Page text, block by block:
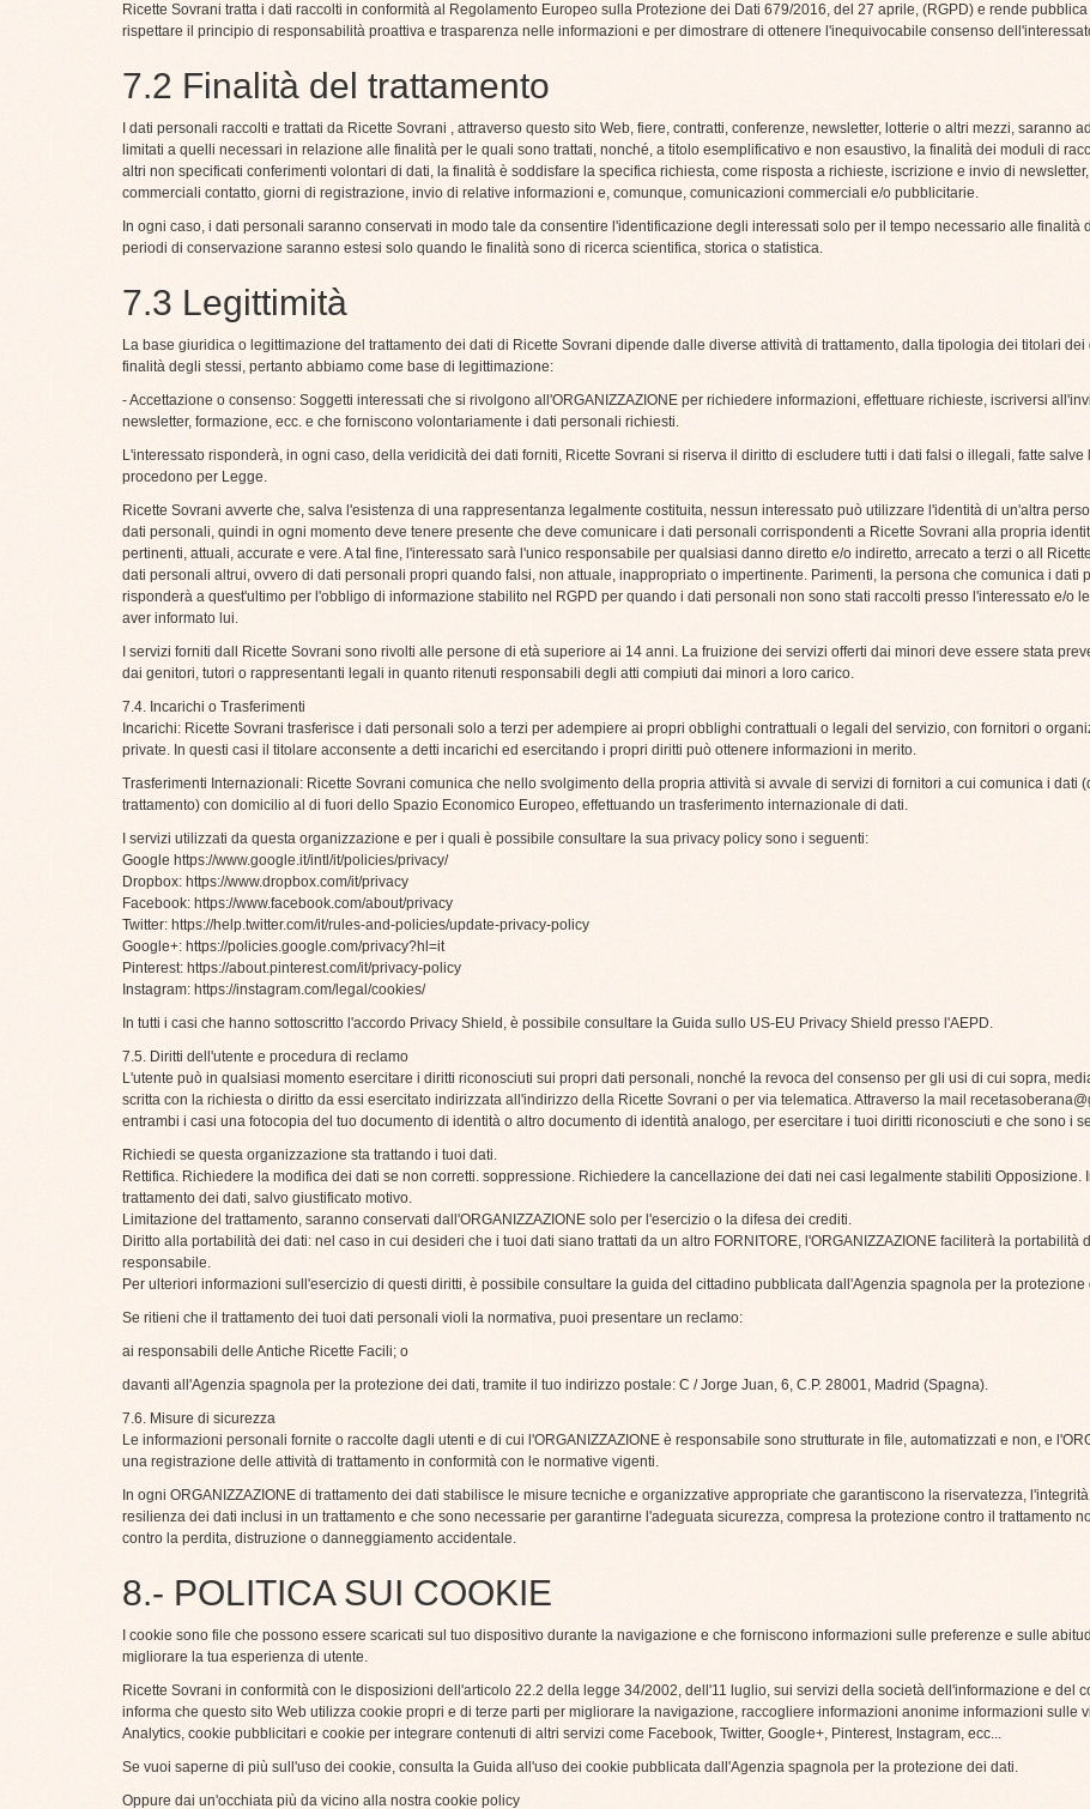
Ricette Sovrani tratta i dati raccolti in conformità al Regolamento Europeo sulla Protezione dei Dati 679/2016, del 27 aprile, (RGPD) e rende
rispettare il principio di responsabilità proattiva e trasparenza nelle informazioni e per dimostrare di ottenere l'inequivocabile consenso
7.2 Finalità del trattamento
I dati personali raccolti e trattati da Ricette Sovrani , attraverso questo sito Web, fiere, contratti, conferenze, newsletter, lotterie o altri mezzi, saranno
limitati a quelli necessari in relazione alle finalità per le quali sono trattati, nonché, a titolo esemplificativo e non esaustivo, la finalità dei moduli di
altri non specificati conferimenti volontari di dati, la finalità è soddisfare la specifica richiesta, come risposta a richieste, iscrizione e invio di
commerciali contatto, giorni di registrazione, invio di relative informazioni e, comunque, comunicazioni commerciali e/o pubblicitarie.
In ogni caso, i dati personali saranno conservati in modo tale da consentire l'identificazione degli interessati solo per il tempo necessario alle finalità
periodi di conservazione saranno estesi solo quando le finalità sono di ricerca scientifica, storica o statistica.
7.3 Legittimità
La base giuridica o legittimazione del trattamento dei dati di Ricette Sovrani dipende dalle diverse attività di trattamento, dalla tipologia dei titolari
finalità degli stessi, pertanto abbiamo come base di legittimazione:
- Accettazione o consenso: Soggetti interessati che si rivolgono all'ORGANIZZAZIONE per richiedere informazioni, effettuare richieste, iscriversi
newsletter, formazione, ecc. e che forniscono volontariamente i dati personali richiesti.
L'interessato risponderà, in ogni caso, della veridicità dei dati forniti, Ricette Sovrani si riserva il diritto di escludere tutti i dati falsi o illegali, fatte salve
procedono per Legge.
Ricette Sovrani avverte che, salva l'esistenza di una rappresentanza legalmente costituita, nessun interessato può utilizzare l'identità di un'altra
dati personali, quindi in ogni momento deve tenere presente che deve comunicare i dati personali corrispondenti a Ricette Sovrani alla propria
pertinenti, attuali, accurate e vere. A tal fine, l'interessato sarà l'unico responsabile per qualsiasi danno diretto e/o indiretto, arrecato a terzi o all
dati personali altrui, ovvero di dati personali propri quando falsi, non attuale, inappropriato o impertinente. Parimenti, la persona che comunica i dati
risponderà a quest'ultimo per l'obbligo di informazione stabilito nel RGPD per quando i dati personali non sono stati raccolti presso l'interessato e/o
aver informato lui.
I servizi forniti dall Ricette Sovrani sono rivolti alle persone di età superiore ai 14 anni. La fruizione dei servizi offerti dai minori deve essere stata
dai genitori, tutori o rappresentanti legali in quanto ritenuti responsabili degli atti compiuti dai minori a loro carico.
7.4. Incarichi o Trasferimenti
Incarichi: Ricette Sovrani trasferisce i dati personali solo a terzi per adempiere ai propri obblighi contrattuali o legali del servizio, con fornitori o
private. In questi casi il titolare acconsente a detti incarichi ed esercitando i propri diritti può ottenere informazioni in merito.
Trasferimenti Internazionali: Ricette Sovrani comunica che nello svolgimento della propria attività si avvale di servizi di fornitori a cui comunica i dati
trattamento) con domicilio al di fuori dello Spazio Economico Europeo, effettuando un trasferimento internazionale di dati.
I servizi utilizzati da questa organizzazione e per i quali è possibile consultare la sua privacy policy sono i seguenti:
Google https://www.google.it/intl/it/policies/privacy/
Dropbox: https://www.dropbox.com/it/privacy
Facebook: https://www.facebook.com/about/privacy
Twitter: https://help.twitter.com/it/rules-and-policies/update-privacy-policy
Google+: https://policies.google.com/privacy?hl=it
Pinterest: https://about.pinterest.com/it/privacy-policy
Instagram: https://instagram.com/legal/cookies/
In tutti i casi che hanno sottoscritto l'accordo Privacy Shield, è possibile consultare la Guida sullo US-EU Privacy Shield presso l'AEPD.
7.5. Diritti dell'utente e procedura di reclamo
L'utente può in qualsiasi momento esercitare i diritti riconosciuti sui propri dati personali, nonché la revoca del consenso per gli usi di cui sopra,
scritta con la richiesta o diritto da essi esercitato indirizzata all'indirizzo della Ricette Sovrani o per via telematica. Attraverso la mail
entrambi i casi una fotocopia del tuo documento di identità o altro documento di identità analogo, per esercitare i tuoi diritti riconosciuti e che sono i
Richiedi se questa organizzazione sta trattando i tuoi dati.
Rettifica. Richiedere la modifica dei dati se non corretti. soppressione. Richiedere la cancellazione dei dati nei casi legalmente stabiliti Opposizione.
trattamento dei dati, salvo giustificato motivo.
Limitazione del trattamento, saranno conservati dall'ORGANIZZAZIONE solo per l'esercizio o la difesa dei crediti.
Diritto alla portabilità dei dati: nel caso in cui desideri che i tuoi dati siano trattati da un altro FORNITORE, l'ORGANIZZAZIONE faciliterà la portabilità
responsabile.
Per ulteriori informazioni sull'esercizio di questi diritti, è possibile consultare la guida del cittadino pubblicata dall'Agenzia spagnola per la protezione
Se ritieni che il trattamento dei tuoi dati personali violi la normativa, puoi presentare un reclamo:
ai responsabili delle Antiche Ricette Facili; o
davanti all'Agenzia spagnola per la protezione dei dati, tramite il tuo indirizzo postale: C / Jorge Juan, 6, C.P. 28001, Madrid (Spagna).
7.6. Misure di sicurezza
Le informazioni personali fornite o raccolte dagli utenti e di cui l'ORGANIZZAZIONE è responsabile sono strutturate in file, automatizzati e non, e
una registrazione delle attività di trattamento in conformità con le normative vigenti.
In ogni ORGANIZZAZIONE di trattamento dei dati stabilisce le misure tecniche e organizzative appropriate che garantiscono la riservatezza,
resilienza dei dati inclusi in un trattamento e che sono necessarie per garantirne l'adeguata sicurezza, compresa la protezione contro il trattamento
contro la perdita, distruzione o danneggiamento accidentale.
8.- POLITICA SUI COOKIE
I cookie sono file che possono essere scaricati sul tuo dispositivo durante la navigazione e che forniscono informazioni sulle preferenze e sulle
migliorare la tua esperienza di utente.
Ricette Sovrani in conformità con le disposizioni dell'articolo 22.2 della legge 34/2002, dell'11 luglio, sui servizi della società dell'informazione e del
informa che questo sito Web utilizza cookie propri e di terze parti per migliorare la navigazione, raccogliere informazioni anonime informazioni sulle
Analytics, cookie pubblicitari e cookie per integrare contenuti di altri servizi come Facebook, Twitter, Google+, Pinterest, Instagram, ecc...
Se vuoi saperne di più sull'uso dei cookie, consulta la Guida all'uso dei cookie pubblicata dall'Agenzia spagnola per la protezione dei dati.
Oppure dai un'occhiata più da vicino alla nostra cookie policy